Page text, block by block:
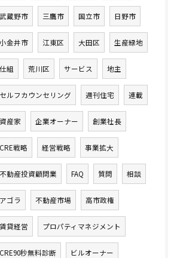
武蔵野市 三鷹市 国立市 日野市
小金井市 江東区 大田区 生産緑地
仕組 荒川区 サービス 地主
セルフカウンセリング 週刊住宅 連載
資産家 企業オーナー 創業社長
CRE戦略 経営戦略 事業拡大
不動産投資顧問業 FAQ 質問 相談
アゴラ 不動産市場 高市政権
賃貸経営 プロパティマネジメント
CRE90秒無料診断 ビルオーナー